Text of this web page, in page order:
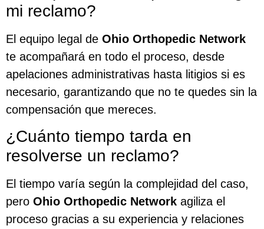
mi reclamo?
El equipo legal de Ohio Orthopedic Network
te acompañará en todo el proceso, desde
apelaciones administrativas hasta litigios si es
necesario, garantizando que no te quedes sin la
compensación que mereces.
¿Cuánto tiempo tarda en
resolverse un reclamo?
El tiempo varía según la complejidad del caso,
pero Ohio Orthopedic Network agiliza el
proceso gracias a su experiencia y relaciones